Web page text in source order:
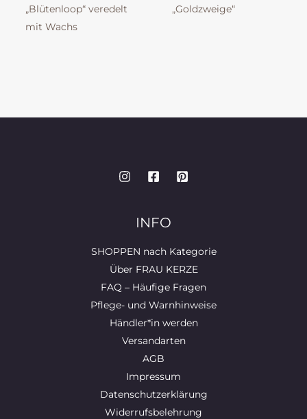
„Blütenloop“ veredelt
mit Wachs
„Goldzweige“
INFO
SHOPPEN nach Kategorie
Über FRAU KERZE
FAQ – Häufige Fragen
Pflege- und Warnhinweise
Händler*in werden
Versandarten
AGB
Impressum
Datenschutzerklärung
Widerrufsbelehrung